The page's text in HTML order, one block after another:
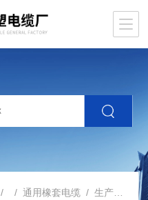
/ /通用橡套电缆 / 生产基地YZ橡套软电缆厂家3*4YZW电缆3*6*价格